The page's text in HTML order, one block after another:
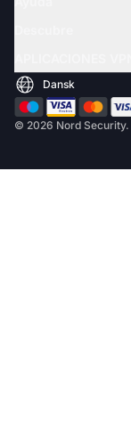
© 2026 Nord Security.